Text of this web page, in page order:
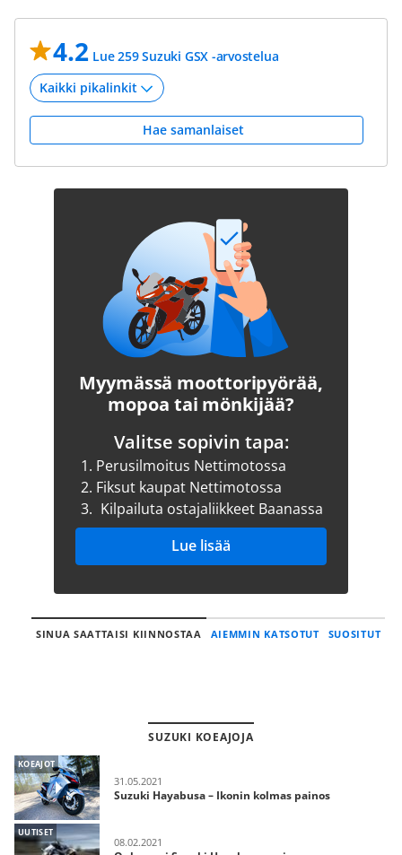
4.2 Lue 259 Suzuki GSX -arvostelua
Hae samanlaiset
Myymässä moottoripyörää,
mopoa tai mönkijää?
Valitse sopivin tapa:
1. Perusilmoitus Nettimotossa
2. Fiksut kaupat Nettimotossa
3. Kilpailuta ostajaliikkeet Baanassa
Lue lisää
SINUA SAATTAISI KIINNOSTAA AIEMMIN KATSOTUT SUOSITUT
SUZUKI KOEAJOJA
KOEAJOT
31.05.2021
Suzuki Hayabusa – Ikonin kolmas painos
UUTISET
08.02.2021